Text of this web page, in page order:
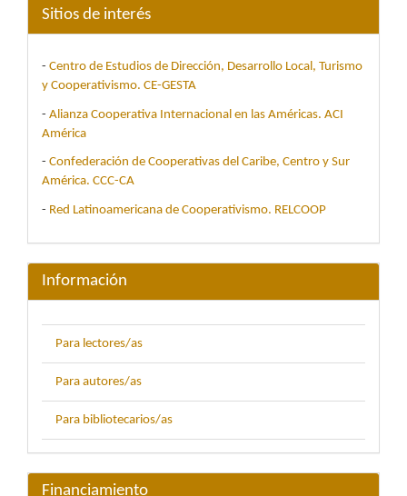
Sitios de interés
- Centro de Estudios de Dirección, Desarrollo Local, Turismo
y Cooperativismo. CE-GESTA
- Alianza Cooperativa Internacional en las Américas. ACI
América
- Confederación de Cooperativas del Caribe, Centro y Sur
América. CCC-CA
- Red Latinoamericana de Cooperativismo. RELCOOP
Información
Para lectores/as
Para autores/as
Para bibliotecarios/as
Financiamiento